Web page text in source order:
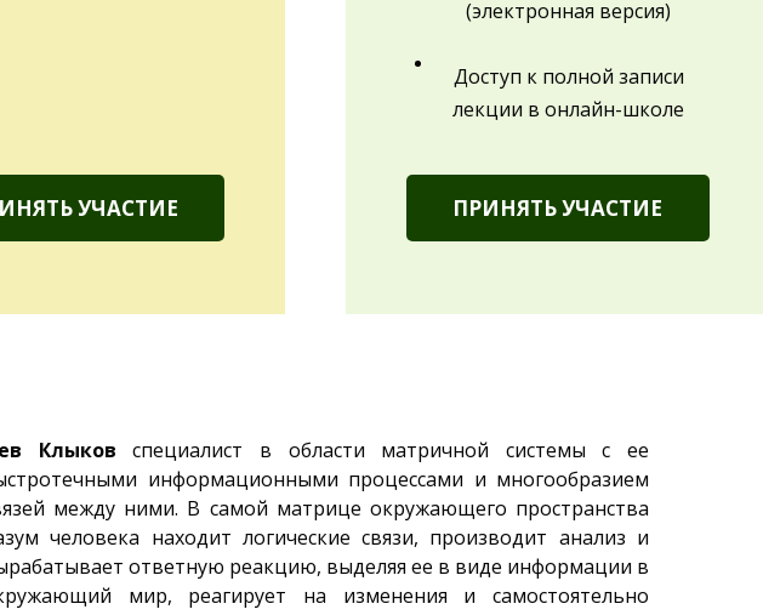
УЧАСТИЕ
(электронная версия)
Доступ к полной записи
лекции в онлайн-школе
ПРИНЯТЬ УЧАСТИЕ
Клыков специалист в области матричной системы с ее
информационными процессами и многообразием
между ними. В самой матрице окружающего пространства
человека находит логические связи, производит анализ и
ответную реакцию, выделяя ее в виде информации в
мир, реагирует на изменения и самостоятельно